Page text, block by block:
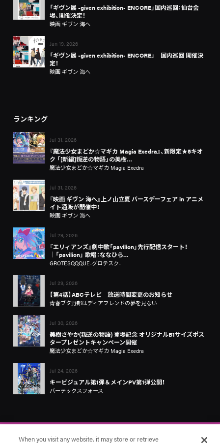
「ギヴン展 -given exhibition- ENCORE」国内巡回：仙台会
場、開催決定！
映画 ギヴン 海へ
Jan 19, 2026
「ギヴン展 -given exhibition- ENCORE」 国内巡回 開催決
定！
映画 ギヴン 海へ
ランキング
Jul 31, 2026
『魔法少女まどか☆マギカ Magia Exedra』、新限定★5キオ
ク 「[新編]叛逆の物語」の美樹…
魔法少女まどか☆マギカ Magia Exedra
Jul 31, 2026
『映画 ギヴン 海へ』上ノ山立夏 バースデーフェア in アニメ
イト通販が開催中！
映画 ギヴン 海へ
Jul 29, 2026
『エリィアンズ』劇中歌「pavilion」先行配信スタート！
│「pavilion」 歌唱：ななひら…
GROTESQQQUE-グロテスク-
Jul 29, 2026
【第4話】ABCテレビ 放送時間変更のお知らせ
青春ブタ野郎はディアフレンドの夢を見ない
Jul 30, 2026
美樹さやか(叛逆の物語) 登場記念 オリジナルB1サイズポス
タープレゼントキャンペーン開催
魔法少女まどか☆マギカ Magia Exedra
Jul 24, 2026
キービジュアル第1弾＆メインPV第1弾公開！
バーテックスフォース
When you visit any website, it may store or retrieve